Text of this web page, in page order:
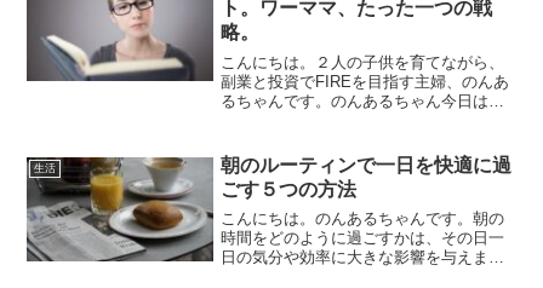
ト。ワーママ、たった一つの戦
略。
こんにちは。２人の子供を育てながら、
副業と投資でFIREを目指す主婦、のんあ
るちゃんです。のんあるちゃん今日はの
ていますか？節約して浮いたお金、ボー
ナスから、など、いろ...
生活
朝のルーティンで一日を快適に過
ごす５つの方法
こんにちは。のんあるちゃんです。朝の
時間をどのように過ごすかは、その日一
日の気分や効率に大きな影響を与えま